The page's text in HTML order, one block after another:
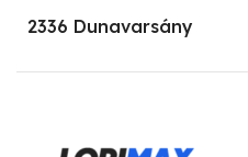
2336 Dunavarsány